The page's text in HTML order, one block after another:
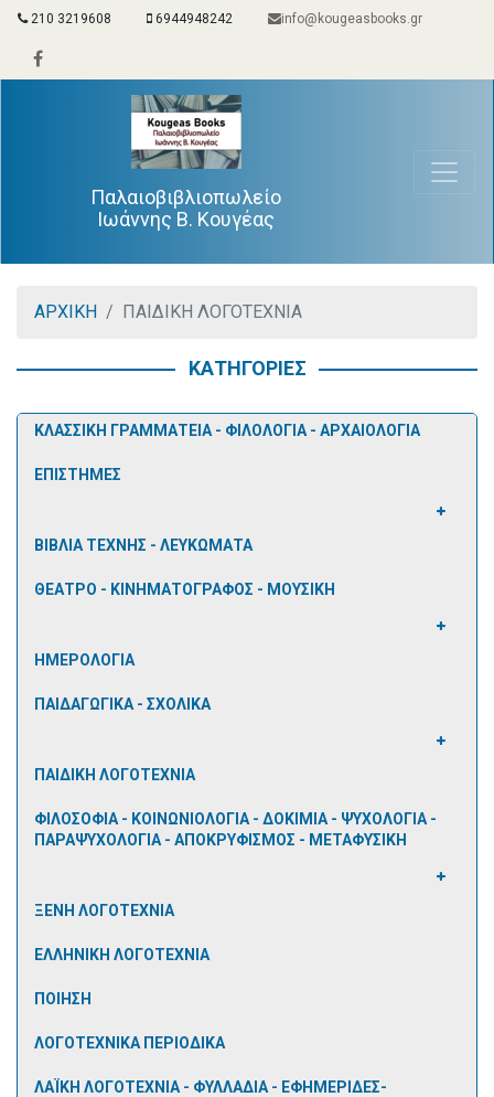
210 3219608 6944948242 info@kougeasbooks.gr
Παλαιοβιβλιοπωλείο
Ιωάννης Β. Κουγέας
ΑΡΧΙΚΗ ΠΑΙΔΙΚΗ ΛΟΓΟΤΕΧΝΙΑ
ΚΑΤΗΓΟΡΙΕΣ
ΚΛΑΣΣΙΚΗ ΓΡΑΜΜΑΤΕΙΑ - ΦΙΛΟΛΟΓΙΑ - ΑΡΧΑΙΟΛΟΓΙΑ
ΕΠΙΣΤΗΜΕΣ
ΒΙΒΛΙΑ ΤΕΧΝΗΣ - ΛΕΥΚΩΜΑΤΑ
ΘΕΑΤΡΟ - ΚΙΝΗΜΑΤΟΓΡΑΦΟΣ - ΜΟΥΣΙΚΗ
ΗΜΕΡΟΛΟΓΙΑ
ΠΑΙΔΑΓΩΓΙΚΑ - ΣΧΟΛΙΚΑ
ΠΑΙΔΙΚΗ ΛΟΓΟΤΕΧΝΙΑ
ΦΙΛΟΣΟΦΙΑ - ΚΟΙΝΩΝΙΟΛΟΓΙΑ - ΔΟΚΙΜΙΑ - ΨΥΧΟΛΟΓΙΑ -
ΠΑΡΑΨΥΧΟΛΟΓΙΑ - ΑΠΟΚΡΥΦΙΣΜΟΣ - ΜΕΤΑΦΥΣΙΚΗ
ΞΕΝΗ ΛΟΓΟΤΕΧΝΙΑ
ΕΛΛΗΝΙΚΗ ΛΟΓΟΤΕΧΝΙΑ
ΠΟΙΗΣΗ
ΛΟΓΟΤΕΧΝΙΚΑ ΠΕΡΙΟΔΙΚΑ
ΛΑΪΚΗ ΛΟΓΟΤΕΧΝΙΑ - ΦΥΛΛΑΔΙΑ - ΕΦΗΜΕΡΙΔΕΣ-